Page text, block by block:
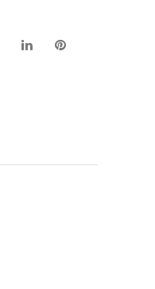
Google+LinkedIn